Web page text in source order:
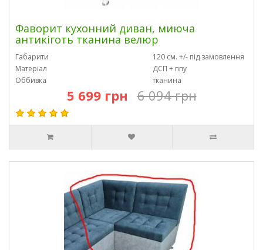
Фаворит кухонний диван, миюча
антикіготь тканина велюр
Габарити
120 см. +/- під замовлення
Матеріал
ДСП + ппу
Оббивка
тканина
5 699 грн 6 094 грн